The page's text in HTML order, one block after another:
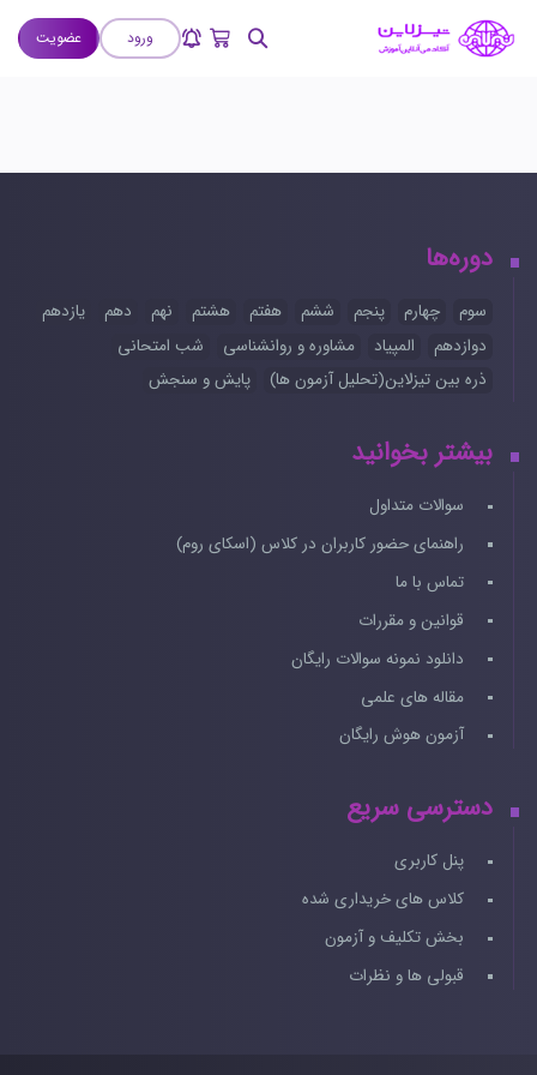
ورود عضویت
دوره‌ها
سوم چهارم پنجم ششم هفتم هشتم نهم دهم
یازدهم
دوازدهم
المپیاد مشاوره و روانشناسی
شب امتحانی
ذره بین تیزلاین(تحلیل آزمون ها)
پایش و سنجش
بیشتر بخوانید
سوالات متداول
راهنمای حضور کاربران در کلاس (اسکای روم)
تماس با ما
قوانین و مقررات
دانلود نمونه سوالات رایگان
مقاله های علمی
آزمون هوش رایگان
دسترسی سریع
پنل کاربری
کلاس های خریداری شده
بخش تکلیف و آزمون
قبولی ها و نظرات